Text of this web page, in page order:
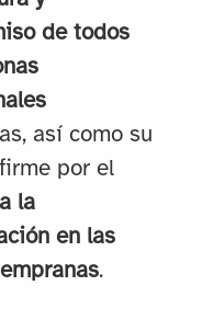
de todos
así como su
por el
la
en las
.